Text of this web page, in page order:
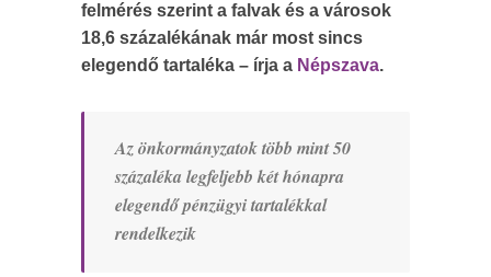
felmérés szerint a falvak és a városok
18,6 százalékának már most sincs
elegendő tartaléka – írja a Népszava.
Az önkormányzatok több mint 50
százaléka legfeljebb két hónapra
elegendő pénzügyi tartalékkal
rendelkezik